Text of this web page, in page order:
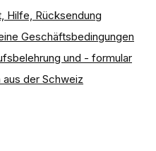
Hilfe, Rücksendung
Geschäftsbedingungen
und - formular
aus der Schweiz